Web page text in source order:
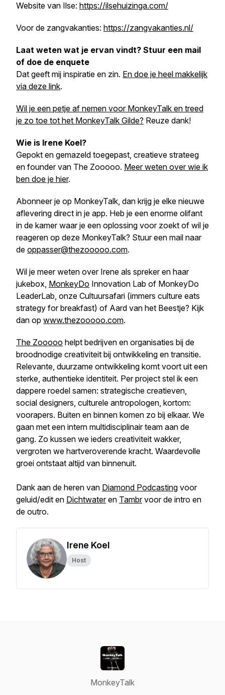
Website van Ilse: https://ilsehuizinga.com/
Voor de zangvakanties: https://zangvakanties.nl/
Laat weten wat je ervan vindt? Stuur een mail
of doe de enquete
Dat geeft mij inspiratie en zin. En doe je heel makkelijk
via deze link.
Wil je een petje af nemen voor MonkeyTalk en treed
je zo toe tot het MonkeyTalk Gilde? Reuze dank!
Wie is Irene Koel?
Gepokt en gemazeld toegepast, creatieve strateeg
en founder van The Zooooo. Meer weten over wie ik
ben doe je hier.
Abonneer je op MonkeyTalk, dan krijg je elke nieuwe
aflevering direct in je app. Heb je een enorme olifant
in de kamer waar je een oplossing voor zoekt of wil je
reageren op deze MonkeyTalk? Stuur een mail naar
de oppasser@thezooooo.com.
Wil je meer weten over Irene als spreker en haar
jukebox, MonkeyDo Innovation Lab of MonkeyDo
LeaderLab, onze Cultuursafari (immers culture eats
strategy for breakfast) of Aard van het Beestje? Kijk
dan op www.thezooooo.com.
The Zooooo helpt bedrijven en organisaties bij de
broodnodige creativiteit bij ontwikkeling en transitie.
Relevante, duurzame ontwikkeling komt voort uit een
sterke, authentieke identiteit. Per project stel ik een
dappere roedel samen: strategische creatieven,
social designers, culturele antropologen, kortom:
voorapers. Buiten en binnen komen zo bij elkaar. We
gaan met een intern multidisciplinair team aan de
gang. Zo kussen we ieders creativiteit wakker,
vergroten we hartveroverende kracht. Waardevolle
groei ontstaat altijd van binnenuit.
Dank aan de heren van Diamond Podcasting voor
geluid/edit en Dichtwateren Tambrvoor de intro en
de outro.
Irene Koel
Host
MonkeyTalk